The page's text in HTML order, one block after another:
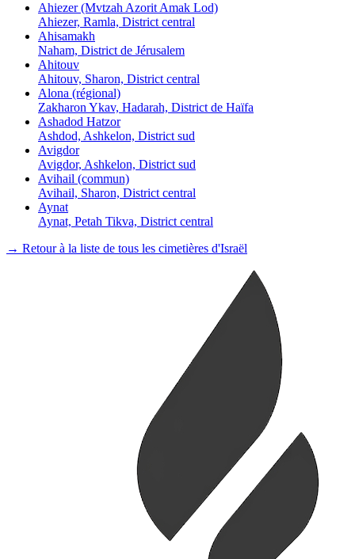
Ahiezer (Mvtzah Azorit Amak Lod)
Ahiezer, Ramla, District central
Ahisamakh
Naham, District de Jérusalem
Ahitouv
Ahitouv, Sharon, District central
Alona (régional)
Zakharon Ykav, Hadarah, District de Haïfa
Ashadod Hatzor
Ashdod, Ashkelon, District sud
Avigdor
Avigdor, Ashkelon, District sud
Avihail (commun)
Avihail, Sharon, District central
Aynat
Aynat, Petah Tikva, District central
→ Retour à la liste de tous les cimetières d'Israël